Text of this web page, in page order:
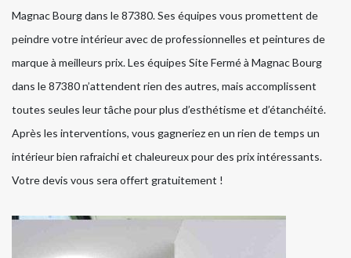
Magnac Bourg dans le 87380. Ses équipes vous promettent de
peindre votre intérieur avec de professionnelles et peintures de
marque à meilleurs prix. Les équipes Site Fermé à Magnac Bourg
dans le 87380 n’attendent rien des autres, mais accomplissent
toutes seules leur tâche pour plus d’esthétisme et d’étanchéité.
Après les interventions, vous gagneriez en un rien de temps un
intérieur bien rafraichi et chaleureux pour des prix intéressants.
Votre devis vous sera offert gratuitement !